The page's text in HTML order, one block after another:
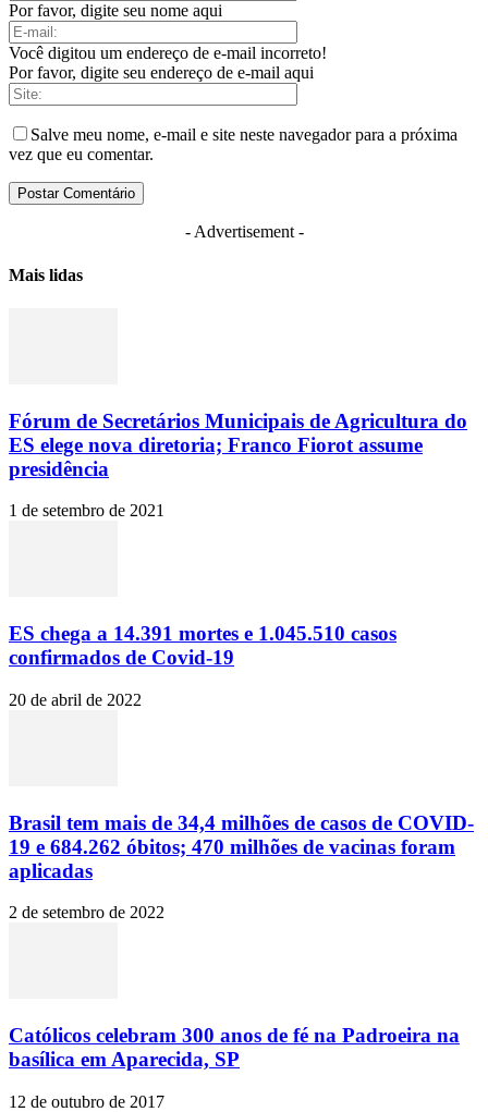
Por favor, digite seu nome aqui
Você digitou um endereço de e-mail incorreto!
Por favor, digite seu endereço de e-mail aqui
Salve meu nome, e-mail e site neste navegador para a próxima
vez que eu comentar.
- Advertisement -
Mais lidas
Fórum de Secretários Municipais de Agricultura do
ES elege nova diretoria; Franco Fiorot assume
presidência
1 de setembro de 2021
ES chega a 14.391 mortes e 1.045.510 casos
confirmados de Covid-19
20 de abril de 2022
Brasil tem mais de 34,4 milhões de casos de COVID-
19 e 684.262 óbitos; 470 milhões de vacinas foram
aplicadas
2 de setembro de 2022
Católicos celebram 300 anos de fé na Padroeira na
basílica em Aparecida, SP
12 de outubro de 2017